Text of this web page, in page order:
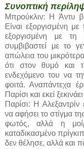
Συνοπτική
Μπρούκλιν: Η Άντυ
Είναι εξοργισμένη
εξοργισμένη με
συμβιβαστεί με το
απώλεια του
ότι στον θυμό και
ενδεχόμενο του να
φοιτά. Αναπάντεχα
Παρίσι και εκεί
Παρίσι: Η
να αφήσει το στίγμα
φωτός, αλλά η
καταδικασμένο
δεν θέλησε, αλλά και